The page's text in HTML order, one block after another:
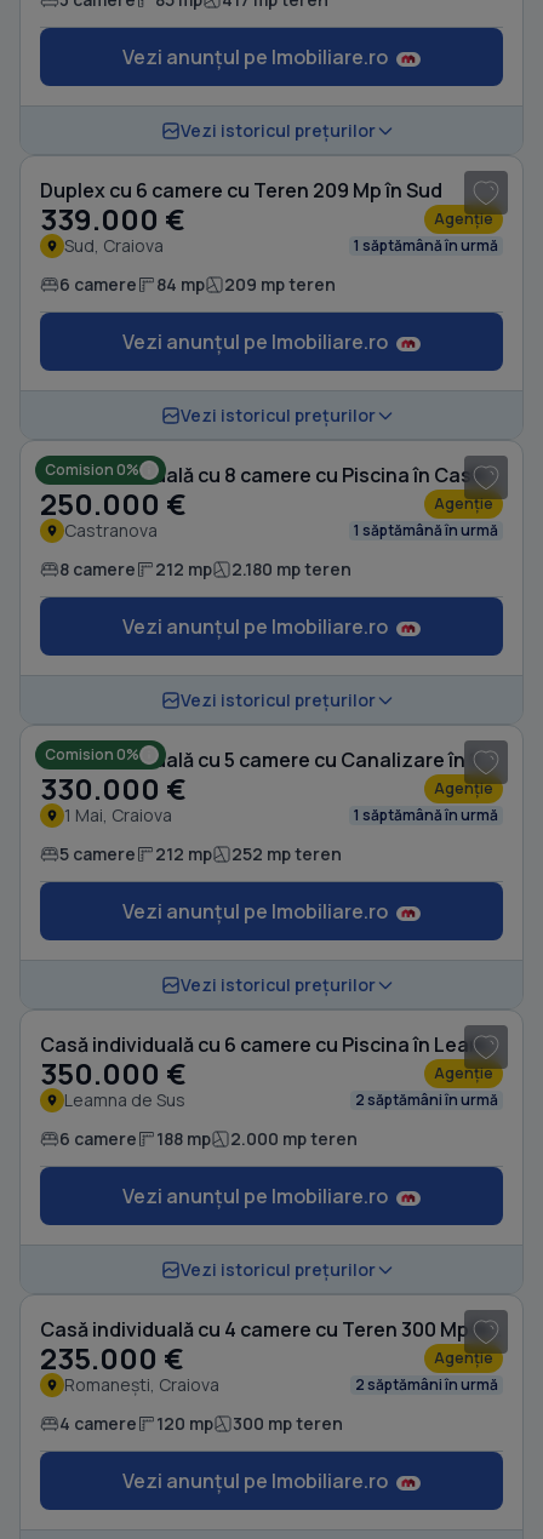
Vezi anunțul pe Imobiliare.ro
Vezi istoricul prețurilor
Duplex cu 6 camere cu Teren 209 Mp în Sud
339.000 € Agenție
Sud, Craiova 1 săptămână în urmă
6 camere 84 mp 209 mp teren
Vezi anunțul pe Imobiliare.ro
Vezi istoricul prețurilor
Comision 0% Casă individuală cu 8 camere cu Piscina în Castranova
250.000 € Agenție
Castranova 1 săptămână în urmă
8 camere 212 mp 2.180 mp teren
Vezi anunțul pe Imobiliare.ro
Vezi istoricul prețurilor
Comision 0% Casă individuală cu 5 camere cu Canalizare în 1 Mai
330.000 € Agenție
1 Mai, Craiova 1 săptămână în urmă
5 camere 212 mp 252 mp teren
Vezi anunțul pe Imobiliare.ro
Vezi istoricul prețurilor
Casă individuală cu 6 camere cu Piscina în Leamna de Sus
350.000 € Agenție
Leamna de Sus 2 săptămâni în urmă
6 camere 188 mp 2.000 mp teren
Vezi anunțul pe Imobiliare.ro
Vezi istoricul prețurilor
Casă individuală cu 4 camere cu Teren 300 Mp în Romanești
235.000 € Agenție
Romanești, Craiova 2 săptămâni în urmă
4 camere 120 mp 300 mp teren
Vezi anunțul pe Imobiliare.ro